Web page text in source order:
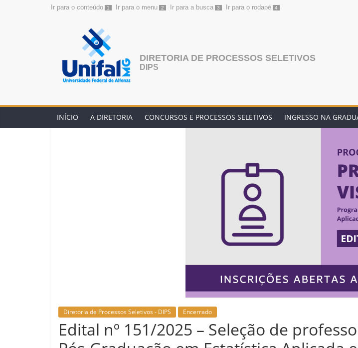
Ir para o conteúdo 1 Ir para o menu 2 Ir para a busca 3 Ir para o rodapé 4
DIRETORIA DE PROCESSOS SELETIVOS
DIPS
INÍCIO A DIRETORIA CONCURSOS E PROCESSOS SELETIVOS INGRESSO NA
Diretoria de Processos Seletivos - DIPS Encerrado
Edital nº 151/2025 – Seleção de